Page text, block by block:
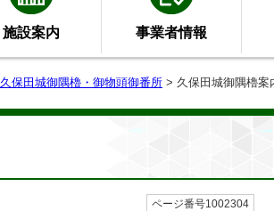
施設案内 事業者情報
久保田城御隅櫓・御物頭御番所 > 久保田城御隅櫓案
ページ番号1002304